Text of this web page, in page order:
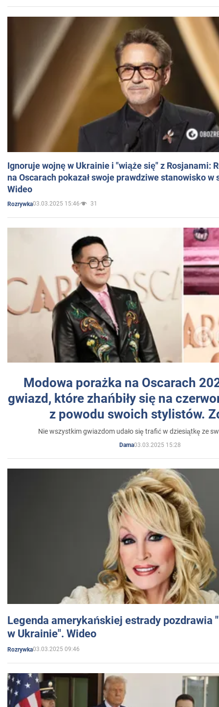
Ignoruje wojnę w Ukrainie i "wiąże się" z Rosjanami:
na Oscarach pokazał swoje prawdziwe stanowisko w
Wideo
Rozrywka03.03.2025 15:46 31
Modowa porażka na Oscarach
gwiazd, które zhańbiły się na
z powodu swoich stylistów.
Nie wszystkim gwiazdom udało się trafić w dziesiątkę ze
Dama03.03.2025 15:28
Legenda amerykańskiej estrady pozdrawia
w Ukrainie". Wideo
Rozrywka03.03.2025 09:46